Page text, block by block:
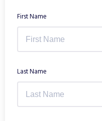
First Name
Last Name